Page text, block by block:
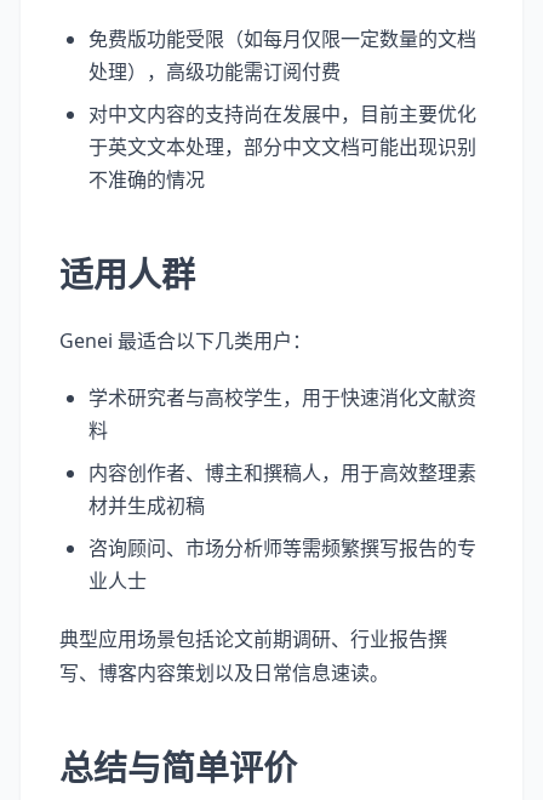
免费版功能受限（如每月仅限一定数量的文档
处理），高级功能需订阅付费
对中文内容的支持尚在发展中，目前主要优化
于英文文本处理，部分中文文档可能出现识别
不准确的情况
适用人群
Genei 最适合以下几类用户：
学术研究者与高校学生，用于快速消化文献资
料
内容创作者、博主和撰稿人，用于高效整理素
材并生成初稿
咨询顾问、市场分析师等需频繁撰写报告的专
业人士
典型应用场景包括论文前期调研、行业报告撰
写、博客内容策划以及日常信息速读。
总结与简单评价